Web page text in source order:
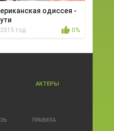
одиссея -
2015 год 0%
АКТЕРЫ
ПРАВИЛА